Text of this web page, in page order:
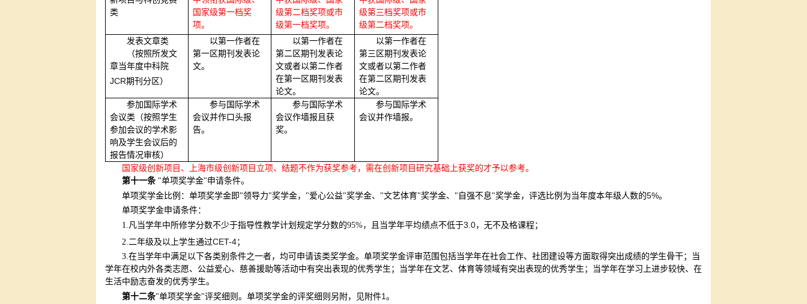
类
国家级第一档奖
项。
级第二档奖项或市
级第一档奖项。
级第三档奖项或市
级第二档奖项。
发表文章类
（按照所发文
章当年度中科院
JCR期刊分区）
以第一作者在
第一区期刊发表论
文。
以第一作者在
第二区期刊发表论
文或者以第二作者
在第一区期刊发表
论文。
以第一作者在
第三区期刊发表论
文或者以第二作者
在第二区期刊发表
论文。
参加国际学术
会议类（按照学生
参加会议的学术影
响及学生会议后的
报告情况审核）
参与国际学术
会议并作口头报
告。
参与国际学术
会议作墙报且获
奖。
参与国际学术
会议并作墙报。
国家级创新项目、上海市级创新项目立项、结题不作为获奖参考，需在创新项目研究基础上获奖的才予以参考。
第十一条 "单项奖学金"申请条件。
单项奖学金比例：单项奖学金即"领导力"奖学金，"爱心公益"奖学金、"文艺体育"奖学金、"自强不息"奖学金，评选比例为当年度本年级人数的5%。
单项奖学金申请条件：
1.凡当学年中所修学分数不少于指导性教学计划规定学分数的95%， 且当学年平均绩点不低于3.0，无不及格课程；
2.二年级及以上学生通过CET-4；
3.在当学年中满足以下各类别条件之一者，均可申请该类奖学金。单项奖学金评审范围包括当学年在社会工作、社团建设等方面取得突出成绩的学生骨干；当
学年在校内外各类志愿、公益爱心、慈善援助等活动中有突出表现的优秀学生；当学年在文艺、体育等领域有突出表现的优秀学生；当学年在学习上进步较快、在
生活中励志奋发的优秀学生。
第十二条"单项奖学金"评奖细则。单项奖学金的评奖细则另附，见附件1。